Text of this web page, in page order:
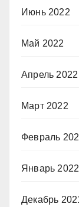
Июнь 2022
Май 2022
Апрель 2022
Март 2022
Февраль
Январь 2022
Декабрь